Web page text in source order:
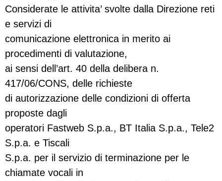
Considerate le attivita’ svolte dalla Direzione reti
e servizi di
comunicazione elettronica in merito ai
procedimenti di valutazione,
ai sensi dell’art. 40 della delibera n.
417/06/CONS, delle richieste
di autorizzazione delle condizioni di offerta
proposte dagli
operatori Fastweb S.p.a., BT Italia S.p.a., Tele2
S.p.a. e Tiscali
S.p.a. per il servizio di terminazione per le
chiamate vocali in